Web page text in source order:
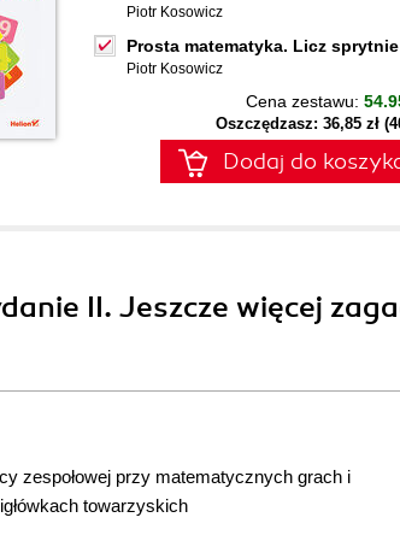
Piotr Kosowicz
Prosta matematyka. Licz sprytnie
Piotr Kosowicz
Cena zestawu:
Oszczędzasz: 36,85 zł
Dodaj do
II. Jeszcze więcej
zespołowej przy matematycznych grach i
towarzyskich